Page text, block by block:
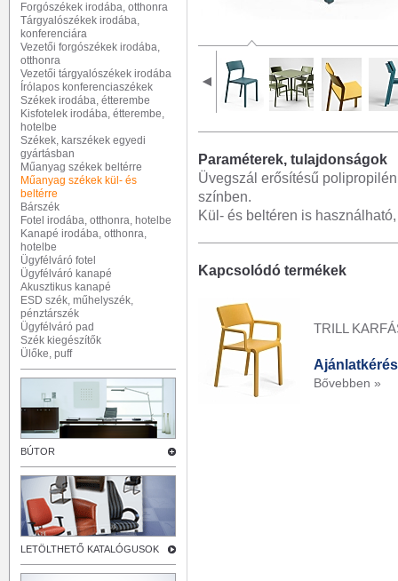
Forgószékek irodába, otthonra
Tárgyalószékek irodába,
konferenciára
Vezetői forgószékek irodába,
otthonra
Vezetői tárgyalószékek irodába
Írólapos konferenciaszékek
Székek irodába, étterembe
Kisfotelek irodába, étterembe,
hotelbe
Székek, karszékek egyedi
gyártásban
Műanyag székek beltérre
Műanyag székek kül- és
beltérre
Bárszék
Fotel irodába, otthonra, hotelbe
Kanapé irodába, otthonra,
hotelbe
Ügyfélváró fotel
Ügyfélváró kanapé
Akusztikus kanapé
ESD szék, műhelyszék,
pénztárszék
Ügyfélváró pad
Szék kiegészítők
Ülőke, puff
BÚTOR
LETÖLTHETŐ KATALÓGUSOK
Paraméterek, tulajdonságok
Üvegszál erősítésű
színben.
Kül- és beltéren is
Kapcsolódó termékek
TRILL
Ajánlatkérés
Bővebben »